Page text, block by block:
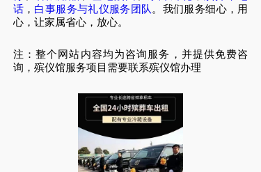
话 ， 白事服务与礼仪服务团队 。我们服务细心，用
心，让家属省心，放心。
注：整个网站内容均为咨询服务，并提供免费咨
询，殡仪馆服务项目需要联系殡仪馆办理